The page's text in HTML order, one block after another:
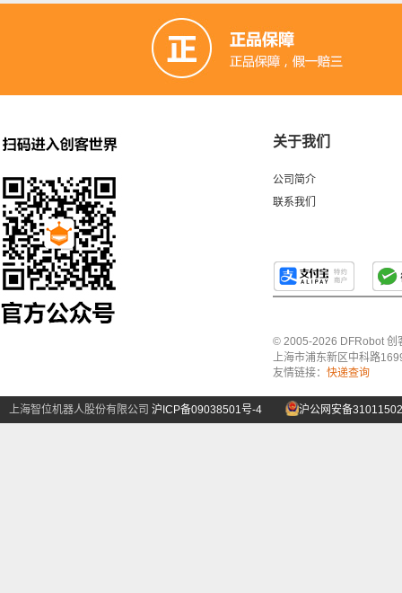
关于我们
公司简介
联系我们
© 2005-2026 DFRobot 创
上海市浦东新区中科路
友情链接： 快递查询
上海智位机器人股份有限公司 沪ICP备09038501号-4 沪公网安备